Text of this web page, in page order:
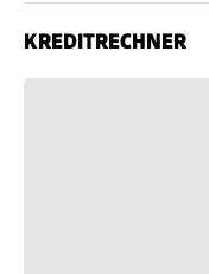
KREDITRECHNER